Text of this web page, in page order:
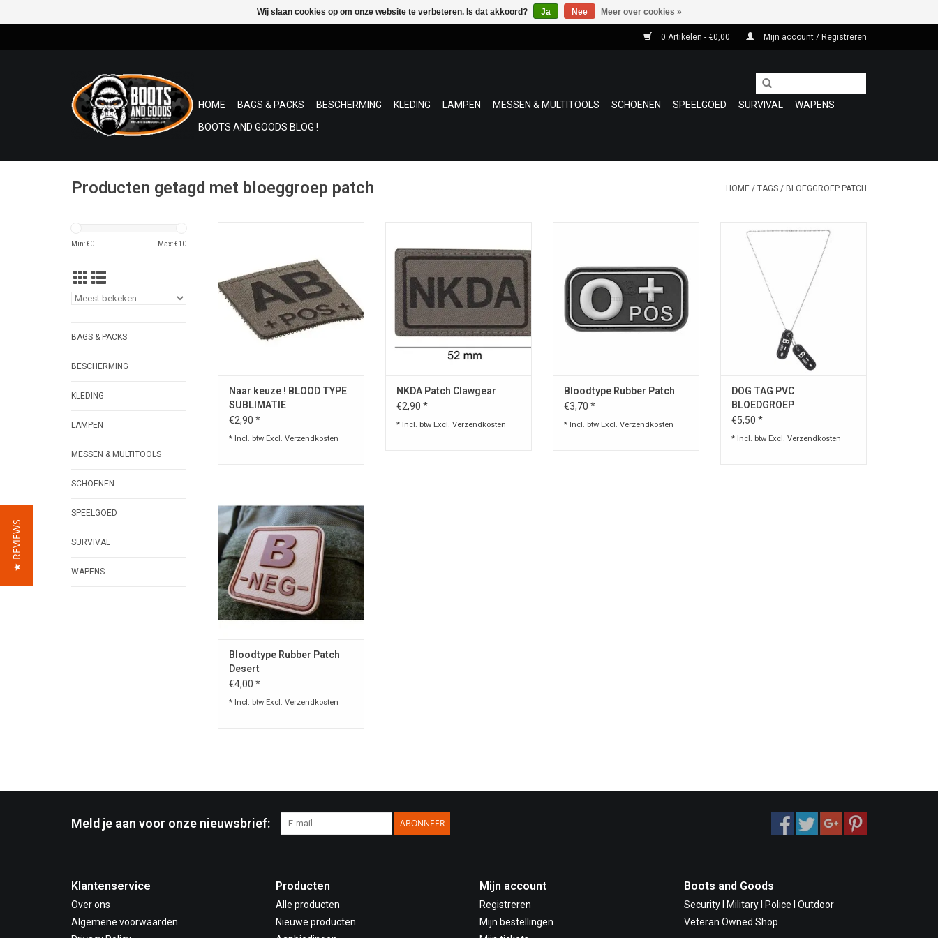
0 Artikelen - €0,00 Mijn account / Registreren
HOME BAGS & PACKS BESCHERMING KLEDING LAMPEN MESSEN & MULTITOOLS SCHOENEN SPEELGOED SURVIVAL
WAPENS
BOOTS AND GOODS BLOG !
Producten getagd met bloeggroep patch HOME / TAGS / BLOEGGROEP PATCH
Min: €0 Max: €10
BAGS & PACKS
BESCHERMING
KLEDING
LAMPEN
MESSEN & MULTITOOLS
SCHOENEN
SPEELGOED
SURVIVAL
WAPENS
TOEVOEGEN AAN WINKELWAGEN
Naar keuze ! BLOOD TYPE
SUBLIMATIE
€2,90 *
* Incl. btw Excl. Verzendkosten
kwaliteit.
TOEVOEGEN AAN WINKELWAGEN
NKDA Patch Clawgear
€2,90 *
* Incl. btw Excl. Verzendkosten
sommige gevallen kan deze
indicatie uw leven redden.
TOEVOEGEN AAN WINKELWAGEN
Bloodtype Rubber Patch
€3,70 *
* Incl. btw Excl. Verzendkosten
Deze bloedgroep dog tag set is
handig om je bloedgroep te
kunnen laten zien. Gemaakt van
100% PVC, bevestigd aan een
metalen ketting.
Maak uw keuze !
TOEVOEGEN AAN WINKELWAGEN
DOG TAG PVC
BLOEDGROEP
€5,50 *
* Incl. btw Excl. Verzendkosten
kwaliteit van blood patch !
maak uw bloedgroep bekent , in
sommige gevallen kan deze
indicatie uw leven redden.
Opgelet ! Stuur mailtje voor desert
kleur , weinig beschikbaar
TOEVOEGEN AAN WINKELWAGEN
Bloodtype Rubber Patch
Desert
€4,00 *
* Incl. btw Excl. Verzendkosten
Meld je aan voor onze nieuwsbrief: ABONNEER
Klantenservice
Over ons
Algemene voorwaarden
Producten
Alle producten
Nieuwe producten
Mijn account
Registreren
Mijn bestellingen
Boots and Goods
Security I Military I Police I Outdoor
Veteran Owned Shop
Wij slaan cookies op om onze website te verbeteren. Is dat akkoord? Ja Nee Meer over cookies »
★ REVIEWS